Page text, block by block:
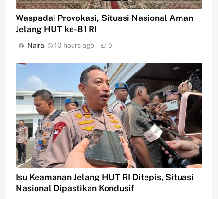
Waspadai Provokasi, Situasi Nasional Aman
Jelang HUT ke-81 RI
Naira 10 hours ago 0
Isu Keamanan Jelang HUT RI Ditepis, Situasi
Nasional Dipastikan Kondusif